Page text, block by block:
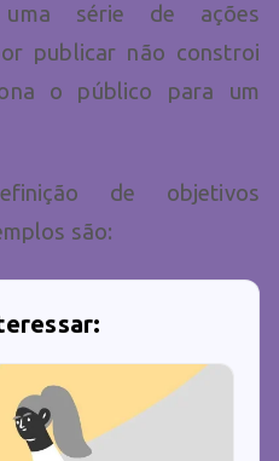
série de ações
publicar não constroi
o público para um
de objetivos
são: